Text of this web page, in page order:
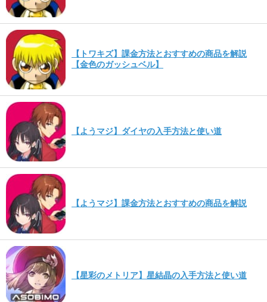
【トワキズ】課金方法とおすすめの商品を解説
【金色のガッシュベル】
【ようマジ】ダイヤの入手方法と使い道
【ようマジ】課金方法とおすすめの商品を解説
【星彩のメトリア】星結晶の入手方法と使い道